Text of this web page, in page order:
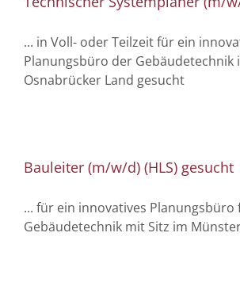
... in Voll- oder Teilzeit für ein
Planungsbüro der Gebäudetechnik
Osnabrücker Land gesucht
Bauleiter (m/w/d) (HLS) gesucht
... für ein innovatives Planungsbüro
Gebäudetechnik mit Sitz im